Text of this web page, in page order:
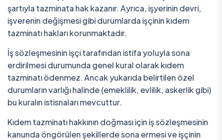
şartıyla tazminata hak kazanır. Ayrıca, işyerinin devri,
işverenin değişmesi gibi durumlarda işçinin kıdem
tazminatı hakları korunmaktadır.
İş sözleşmesinin işçi tarafından istifa yoluyla sona
erdirilmesi durumunda genel kural olarak kıdem
tazminatı ödenmez. Ancak yukarıda belirtilen özel
durumların varlığı halinde (emeklilik, evlilik, askerlik gibi)
bu kuralın istisnaları mevcuttur.
Kıdem tazminatı hakkının doğması için iş sözleşmesinin
kanunda öngörülen şekillerde sona ermesi ve işçinin